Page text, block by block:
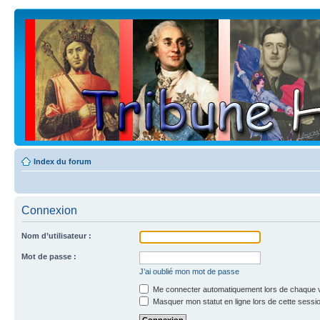
Index du forum
Connexion
Nom d’utilisateur :
Mot de passe :
J’ai oublié mon mot de passe
Me connecter automatiquement lors de chaque
Masquer mon statut en ligne lors de cette